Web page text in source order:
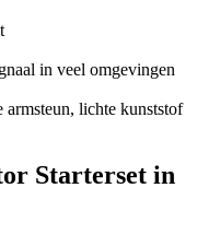
in veel omgevingen
armsteun, lichte kunststof
Starterset in